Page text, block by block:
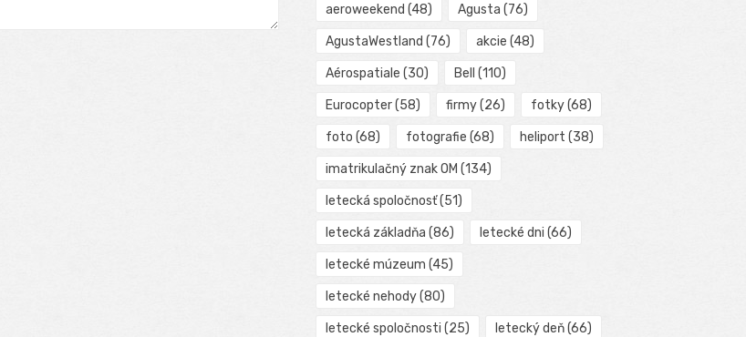
aeroweekend (48) Agusta (76)
AgustaWestland (76) akcie (48)
Aérospatiale (30) Bell (110)
Eurocopter(58) firmy(26) fotky(68)
foto (68) fotografie (68) heliport (38)
imatrikulačný znak OM (134)
letecká spoločnosť(51)
letecká základňa (86) letecké dni (66)
letecké múzeum (45)
letecké nehody(80)
letecké spoločnosti (25) letecký deň(66)